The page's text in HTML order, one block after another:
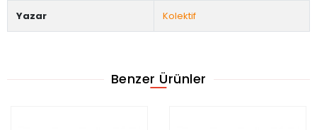
Yazar Kolektif
Benzer Ürünler